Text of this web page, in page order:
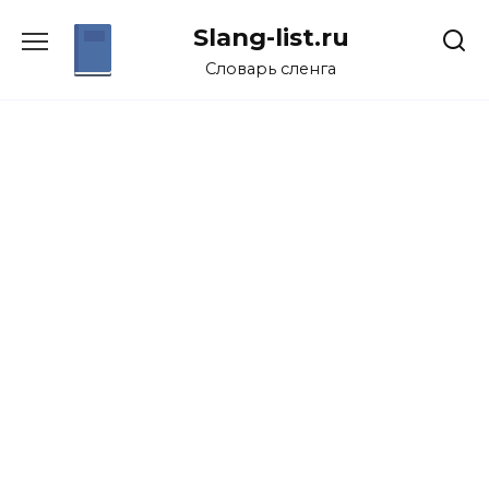
Slang-list.ru
Словарь сленга